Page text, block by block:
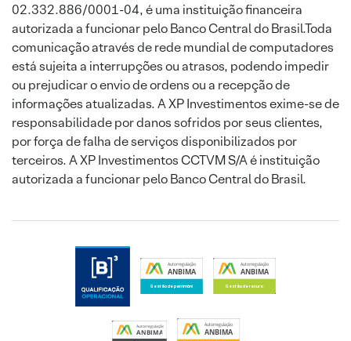
02.332.886/0001-04, é uma instituição financeira
autorizada a funcionar pelo Banco Central do Brasil.Toda
comunicação através de rede mundial de computadores
está sujeita a interrupções ou atrasos, podendo impedir
ou prejudicar o envio de ordens ou a recepção de
informações atualizadas. A XP Investimentos exime-se de
responsabilidade por danos sofridos por seus clientes,
por força de falha de serviços disponibilizados por
terceiros. A XP Investimentos CCTVM S/A é instituição
autorizada a funcionar pelo Banco Central do Brasil.